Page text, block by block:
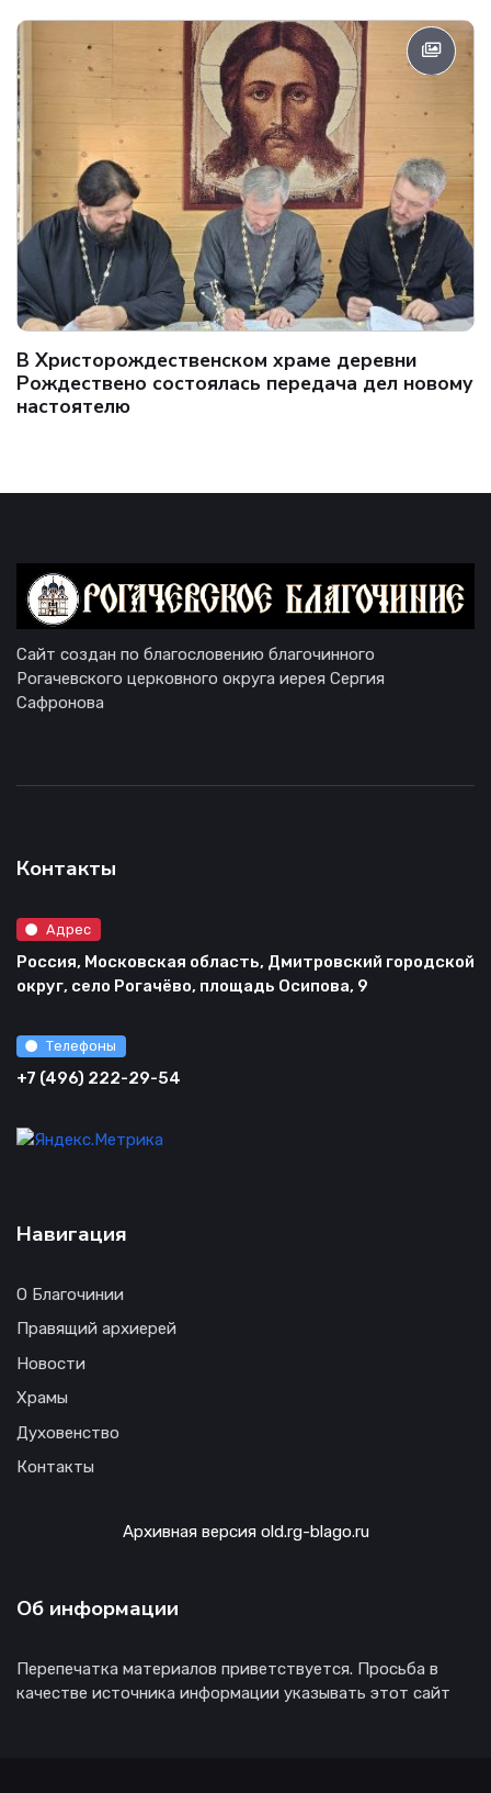
В Христорождественском храме деревни
Рождествено состоялась передача дел новому
настоятелю
Сайт создан по благословению благочинного
Рогачевского церковного округа иерея Сергия
Сафронова
Контакты
Адрес
Россия, Московская область, Дмитровский городской
округ, село Рогачёво, площадь Осипова, 9
Телефоны
+7 (496) 222-29-54
Навигация
О Благочинии
Правящий архиерей
Новости
Храмы
Духовенство
Контакты
Архивная версия old.rg-blago.ru
Об информации
Перепечатка материалов приветствуется. Просьба в
качестве источника информации указывать этот сайт